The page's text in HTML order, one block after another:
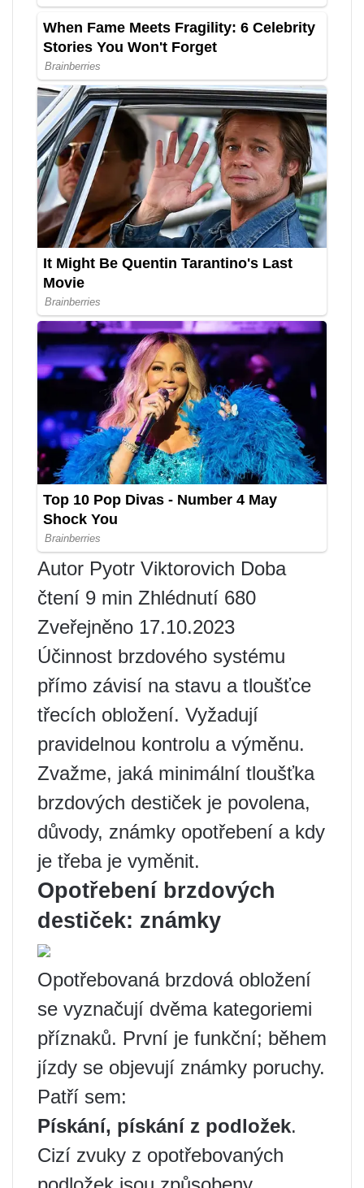
Autor Pyotr Viktorovich Doba
čtení 9 min Zhlédnutí 680
Zveřejněno 17.10.2023
Účinnost brzdového systému
přímo závisí na stavu a tloušťce
třecích obložení. Vyžadují
pravidelnou kontrolu a výměnu.
Zvažme, jaká minimální tloušťka
brzdových destiček je povolena,
důvody, známky opotřebení a kdy
je třeba je vyměnit.
Opotřebení brzdových
destiček: známky
Opotřebovaná brzdová obložení
se vyznačují dvěma kategoriemi
příznaků. První je funkční; během
jízdy se objevují známky poruchy.
Patří sem:
Pískání, pískání z podložek.
Cizí zvuky z opotřebovaných